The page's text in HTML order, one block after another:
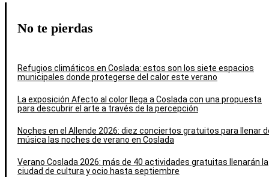
No te pierdas
Refugios climáticos en Coslada: estos son los siete espacios
municipales donde protegerse del calor este verano
La exposición Afecto al color llega a Coslada con una propuesta
para descubrir el arte a través de la percepción
Noches en el Allende 2026: diez conciertos gratuitos para llenar
música las noches de verano en Coslada
Verano Coslada 2026: más de 40 actividades gratuitas llenarán la
ciudad de cultura y ocio hasta septiembre